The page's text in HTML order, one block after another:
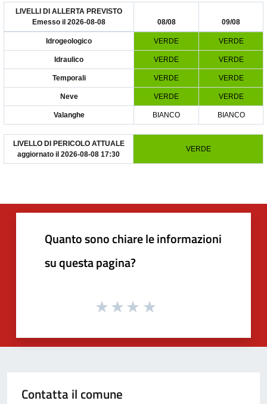
Quanto sono chiare le informazioni
su questa pagina?
Contatta il comune